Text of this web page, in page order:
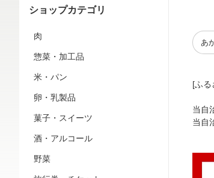
ショップカテゴリ
肉
惣菜・加工品
米・パン
卵・乳製品
菓子・スイーツ
酒・アルコール
野菜
あ
[ふる
当自
当自